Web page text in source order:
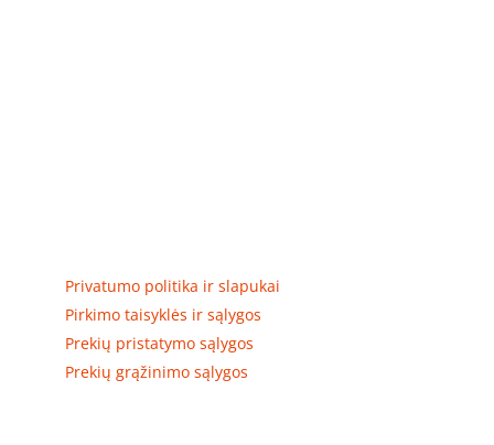
Privatumo politika ir slapukai
Pirkimo taisyklės ir sąlygos
Prekių pristatymo sąlygos
Prekių grąžinimo sąlygos